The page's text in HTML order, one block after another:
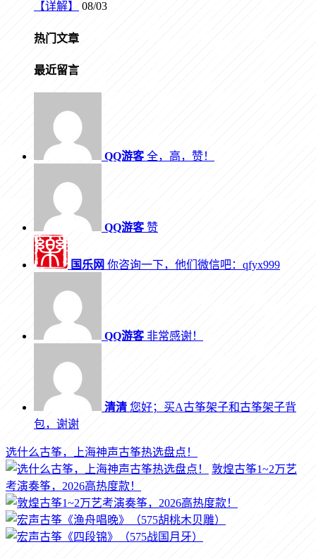
【详解】
08/03
热门文章
最近留言
QQ游客全，高，赞！
QQ游客赞
国乐网 你咨询一下，他们微信吧：qfyx999
QQ游客非常感谢！
清清 您好；买A古筝架子和古筝架子背
包，谢谢
选什么古筝，上海神声古筝热选盘点！
敦煌古筝1~2万艺
考演奏筝，2026高热度款！